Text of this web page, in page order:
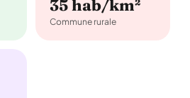
35 hab/km²
Commune rurale